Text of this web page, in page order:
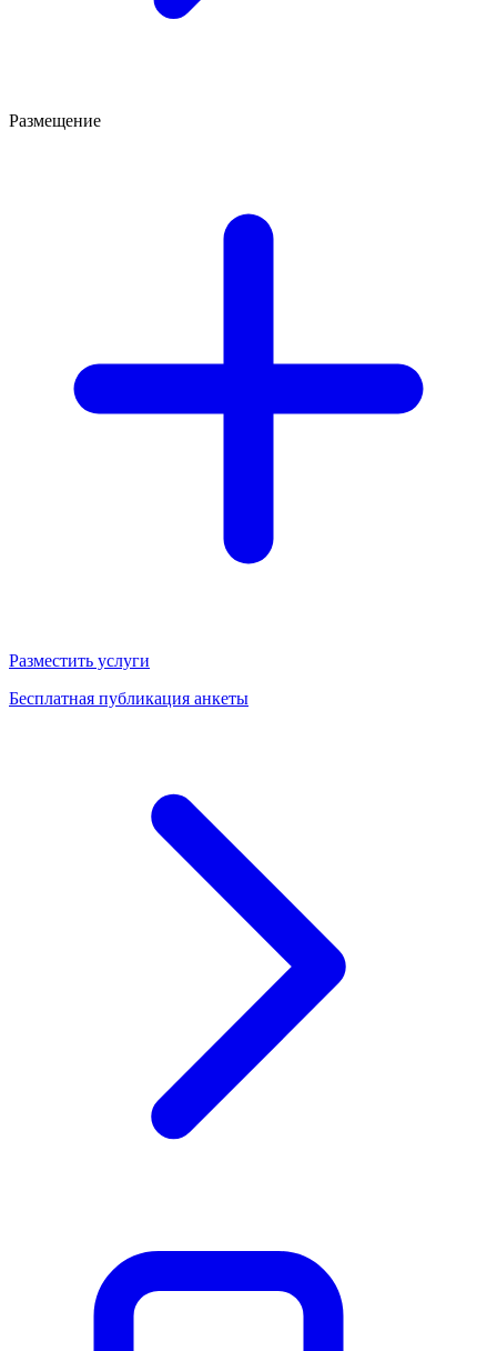
Размещение
Разместить услуги
Бесплатная публикация анкеты